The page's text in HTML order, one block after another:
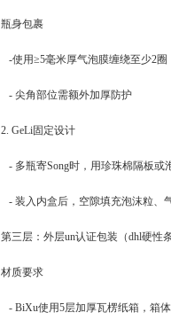
瓶身包裹
-使用≥5毫米厚气泡膜缠绕至少2圈
- 尖角部位需额外加厚防护
2. GeLi固定设计
- 多瓶寄Song时，用珍珠棉隔板或
- 装入内盒后，空隙填充泡沫粒、
第三层：外层un认证包装（dhl硬性
材质要求
- BiXu使用5层加厚瓦楞纸箱，箱